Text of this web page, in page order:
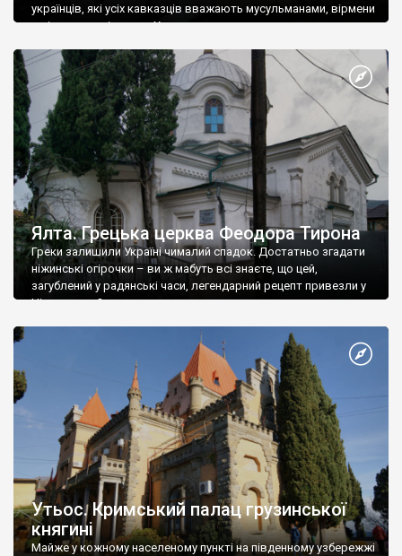
українців, які усіх кавказців вважають мусульманами, вірмени
є відданими вірянами Христа
Ялта. Грецька церква Феодора Тирона
Греки залишили Україні чималий спадок. Достатньо згадати
ніжинські огірочки – ви ж мабуть всі знаєте, що цей,
загублений у радянські часи, легендарний рецепт привезли у
Ніжин греки?
Утьос. Кримський палац грузинської
княгині
Майже у кожному населеному пункті на південному узбережжі